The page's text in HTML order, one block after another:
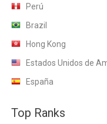
Perú
Brazil
Hong Kong
Estados Unidos de
España
Top Ranks